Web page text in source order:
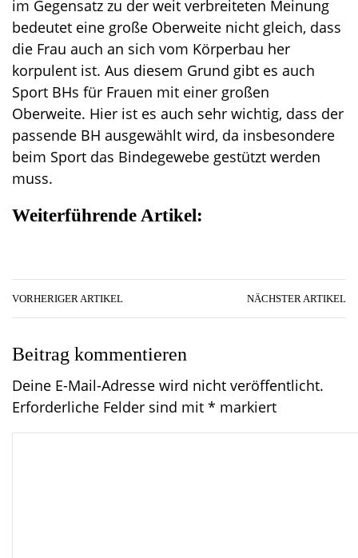
im Gegensatz zu der weit verbreiteten Meinung
bedeutet eine große Oberweite nicht gleich, dass
die Frau auch an sich vom Körperbau her
korpulent ist. Aus diesem Grund gibt es auch
Sport BHs für Frauen mit einer großen
Oberweite. Hier ist es auch sehr wichtig, dass der
passende BH ausgewählt wird, da insbesondere
beim Sport das Bindegewebe gestützt werden
muss.
Weiterführende Artikel:
VORHERIGER ARTIKEL NÄCHSTER ARTIKEL
Beitrag kommentieren
Deine E-Mail-Adresse wird nicht veröffentlicht.
Erforderliche Felder sind mit * markiert